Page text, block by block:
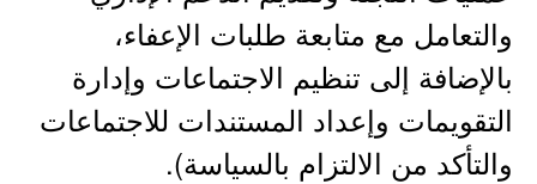
والتعامل مع متابعة طلبات الإعفاء،
بالإضافة إلى تنظيم الاجتماعات وإدارة
التقويمات وإعداد المستندات للاجتماعات
والتأكد من الالتزام بالسياسة).